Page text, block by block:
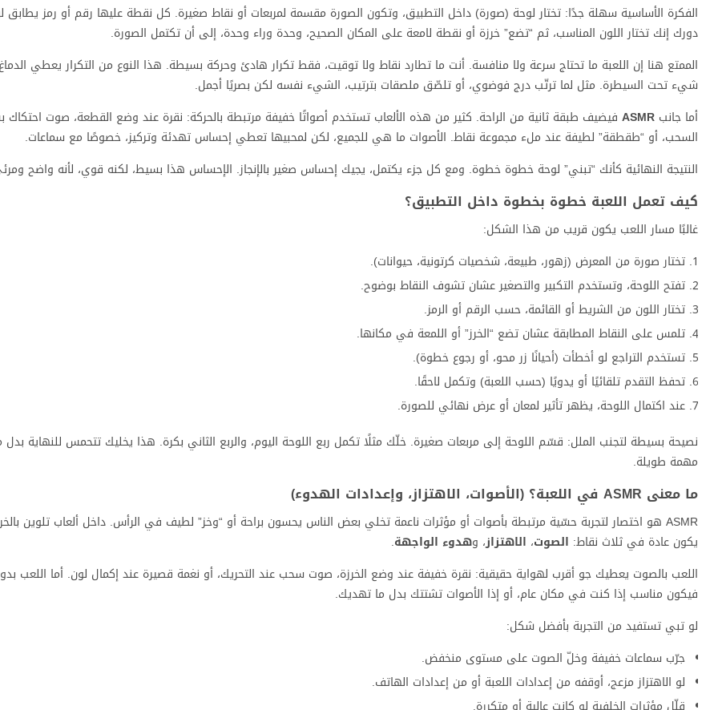
الفكرة الأساسية سهلة جدًا: تختار لوحة (صورة) داخل التطبيق، وتكون الصورة مقسمة لمربعات أو نقاط صغيرة. كل نقطة عليها رقم أو رمز يطابق
دورك إنك تختار اللون المناسب، ثم “تضع” خرزة أو نقطة لامعة على المكان الصحيح، وحدة وراء وحدة، إلى أن تكتمل الصورة.
الممتع هنا إن اللعبة ما تحتاج سرعة ولا منافسة. أنت ما تطارد نقاط ولا توقيت، فقط تكرار هادئ وحركة بسيطة. هذا النوع من التكرار يعطي
شيء تحت السيطرة. مثل لما ترتّب درج فوضوي، أو تلصّق ملصقات بترتيب، الشيء نفسه لكن بصريًا أجمل.
أما جانب ASMR فيضيف طبقة ثانية من الراحة. كثير من هذه الألعاب تستخدم أصواتًا خفيفة مرتبطة بالحركة: نقرة عند وضع القطعة، صوت
السحب، أو “طقطقة” لطيفة عند ملء مجموعة نقاط. الأصوات ما هي للجميع، لكن لمحبيها تعطي إحساس تهدئة وتركيز، خصوصًا مع سماعات.
النتيجة النهائية كأنك “تبني” لوحة خطوة خطوة. ومع كل جزء يكتمل، يجيك إحساس صغير بالإنجاز. الإحساس هذا بسيط، لكنه قوي، لأنه واضح
كيف تعمل اللعبة خطوة بخطوة داخل التطبيق؟
غالبًا مسار اللعب يكون قريب من هذا الشكل:
تختار صورة من المعرض (زهور، طبيعة، شخصيات كرتونية، حيوانات).
تفتح اللوحة، وتستخدم التكبير والتصغير عشان تشوف النقاط بوضوح.
تختار اللون من الشريط أو القائمة، حسب الرقم أو الرمز.
تلمس على النقاط المطابقة عشان تضع “الخرز” أو اللمعة في مكانها.
تستخدم التراجع لو أخطأت (أحيانًا زر محو، أو رجوع خطوة).
تحفظ التقدم تلقائيًا أو يدويًا (حسب اللعبة) وتكمل لاحقًا.
عند اكتمال اللوحة، يظهر تأثير لمعان أو عرض نهائي للصورة.
نصيحة بسيطة لتجنب الملل: قسّم اللوحة إلى مربعات صغيرة. خلّك مثلًا تكمل ربع اللوحة اليوم، والربع الثاني بكرة. هذا يخليك تتحمس للنهاية
مهمة طويلة.
ما معنى ASMR في اللعبة؟ (الأصوات، الاهتزاز، وإعدادات الهدوء)
يكون عادة في ثلاث نقاط: الصوت، الاهتزاز، وهدوء الواجهة.
اللعب بالصوت يعطيك جو أقرب لهواية حقيقية: نقرة خفيفة عند وضع الخرزة، صوت سحب عند التحريك، أو نغمة قصيرة عند إكمال لون. أما اللعب
فيكون مناسب إذا كنت في مكان عام، أو إذا الأصوات تشتتك بدل ما تهديك.
لو تبي تستفيد من التجربة بأفضل شكل:
جرّب سماعات خفيفة وخلّ الصوت على مستوى منخفض.
لو الاهتزاز مزعج، أوقفه من إعدادات اللعبة أو من إعدادات الهاتف.